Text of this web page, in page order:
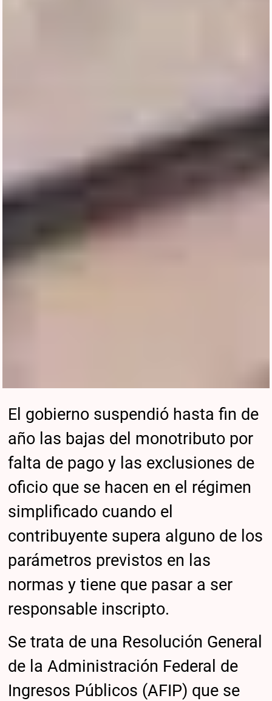
El gobierno suspendió hasta fin de
año las bajas del monotributo por
falta de pago y las exclusiones de
oficio que se hacen en el régimen
simplificado cuando el
contribuyente supera alguno de los
parámetros previstos en las
normas y tiene que pasar a ser
responsable inscripto.
Se trata de una Resolución General
de la Administración Federal de
Ingresos Públicos (AFIP) que se